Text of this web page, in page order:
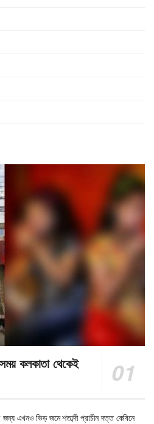
কলকাতা থেকেই
এখনও ভিড় জমে শতাব্দী প্রাচীন দত্ত কেবিনে